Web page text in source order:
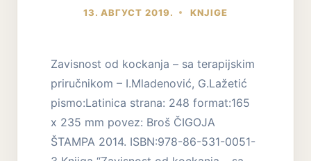
13. АВГУСТ 2019. KNJIGE
Zavisnost od kockanja – sa terapijskim
priručnikom – I.Mladenović, G.Lažetić
pismo:Latinica strana: 248 format:165
x 235 mm povez: Broš ČIGOJA
ŠTAMPA 2014. ISBN:978-86-531-0051-